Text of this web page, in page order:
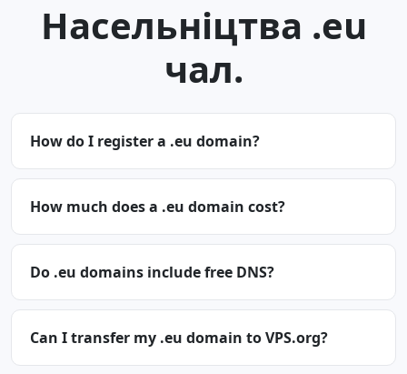
Насельніцтва .eu
чал.
How do I register a .eu domain?
How much does a .eu domain cost?
Do .eu domains include free DNS?
Can I transfer my .eu domain to VPS.org?